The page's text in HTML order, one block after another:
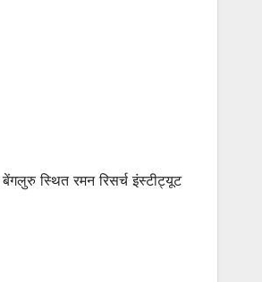
स्थित रमन रिसर्च इंस्टीट्यूट